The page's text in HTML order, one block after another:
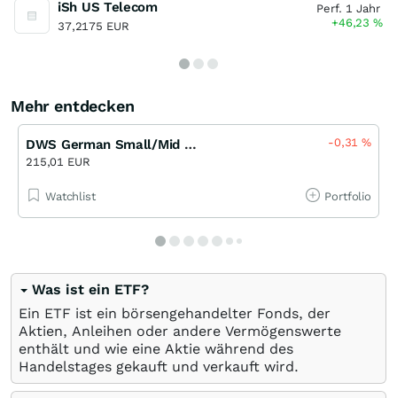
iSh US Telecom
37,2175 EUR
Perf. 1 Jahr
+46,23%
Mehr entdecken
DWS German Small/Mid Cap LD
215,01 EUR
-0,31%
Watchlist Portfolio
Was ist ein ETF?
Ein ETF ist ein börsengehandelter Fonds, der
Aktien, Anleihen oder andere Vermögenswerte
enthält und wie eine Aktie während des
Handelstages gekauft und verkauft wird.